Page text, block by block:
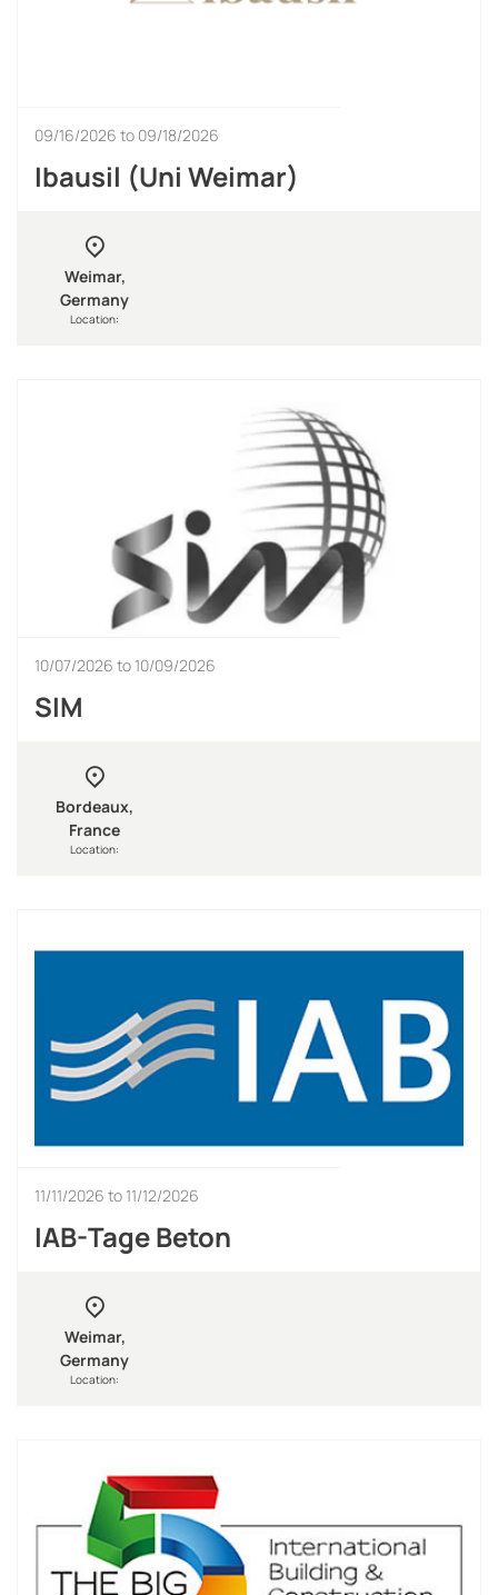
09/16/2026 to 09/18/2026
Ibausil (Uni Weimar)
Weimar,
Germany
Location:
10/07/2026 to 10/09/2026
SIM
Bordeaux,
France
Location:
11/11/2026 to 11/12/2026
IAB-Tage Beton
Weimar,
Germany
Location: